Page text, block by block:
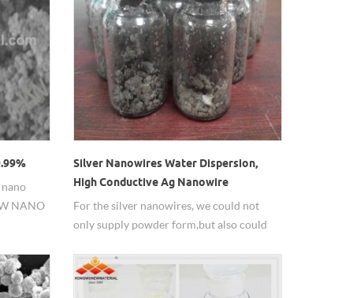
NANO
Silver Nanowires Water Dispersion,
High Conductive Ag Nanowire
For the silver nanowires, we could not
only supply powder form,but also could
according to customer required.